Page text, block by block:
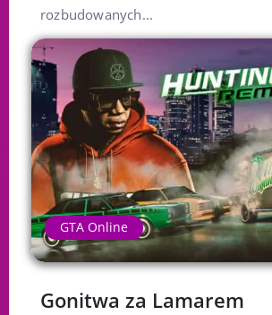
rozbudowanych...
GTA Online
Gonitwa za Lamarem